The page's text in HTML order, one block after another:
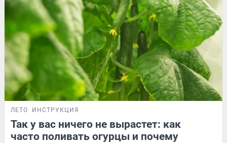
ЛЕТО ИНСТРУКЦИЯ
Так у вас ничего не вырастет: как
часто поливать огурцы и почему